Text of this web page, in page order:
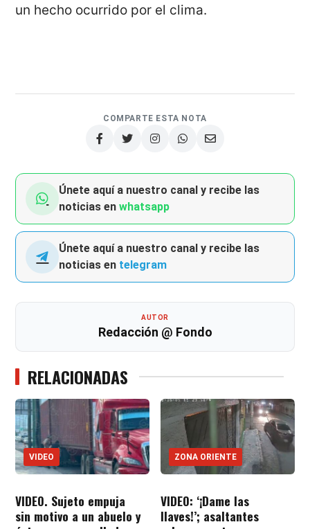
un hecho ocurrido por el clima.
COMPARTE ESTA NOTA
Únete aquí a nuestro canal y recibe las
noticias enwhatsapp
Únete aquí a nuestro canal y recibe las
noticias en telegram
AUTOR
Redacción @ Fondo
RELACIONADAS
VIDEO
VIDEO. Sujeto empuja
sin motivo a un abuelo y
ZONA ORIENTE
VIDEO: ‘¡Dame las
llaves!’; asaltantes